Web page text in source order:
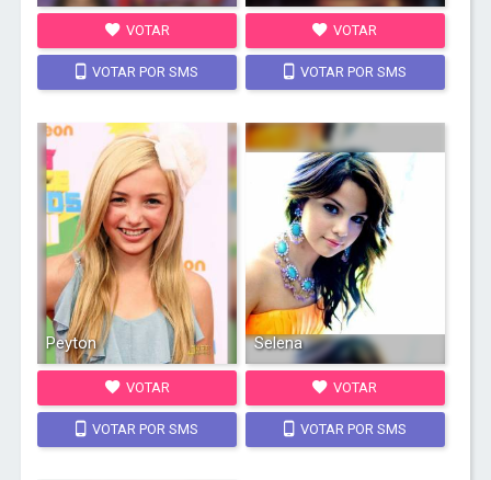
VOTAR
VOTAR POR SMS
VOTAR
VOTAR POR SMS
Peyton
VOTAR
VOTAR POR SMS
Selena
VOTAR
VOTAR POR SMS